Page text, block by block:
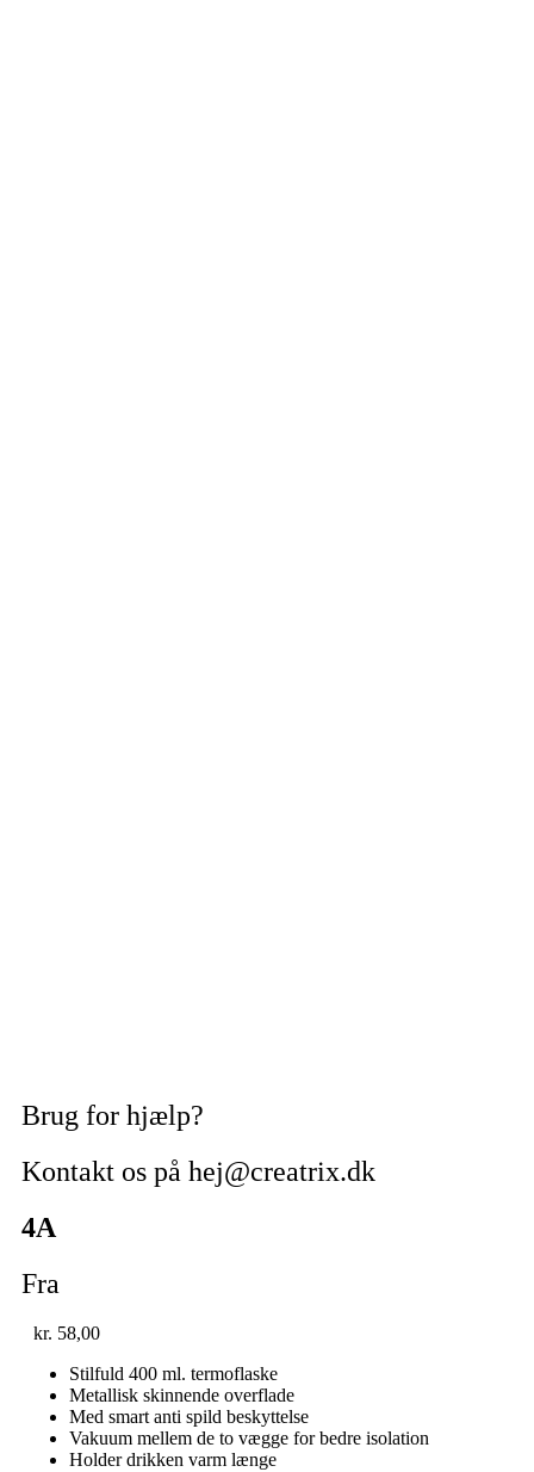
Brug for hjælp?
Kontakt os på hej@creatrix.dk
4A
Fra
kr. 58,00
Stilfuld 400 ml. termoflaske
Metallisk skinnende overflade
Med smart anti spild beskyttelse
Vakuum mellem de to vægge for bedre isolation
Holder drikken varm længe